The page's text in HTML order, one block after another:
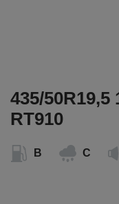
435/50R19,5
RT910
B C